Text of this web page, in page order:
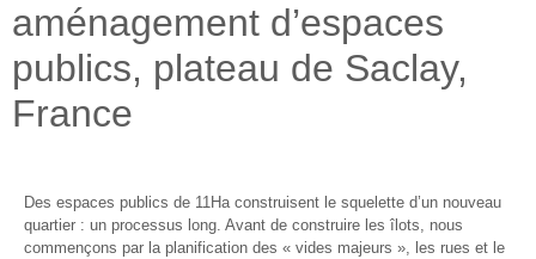
aménagement d’espaces
publics, plateau de Saclay,
France
Des espaces publics de 11Ha construisent le squelette d’un nouveau
quartier : un processus long. Avant de construire les îlots, nous
commençons par la planification des « vides majeurs », les rues et le